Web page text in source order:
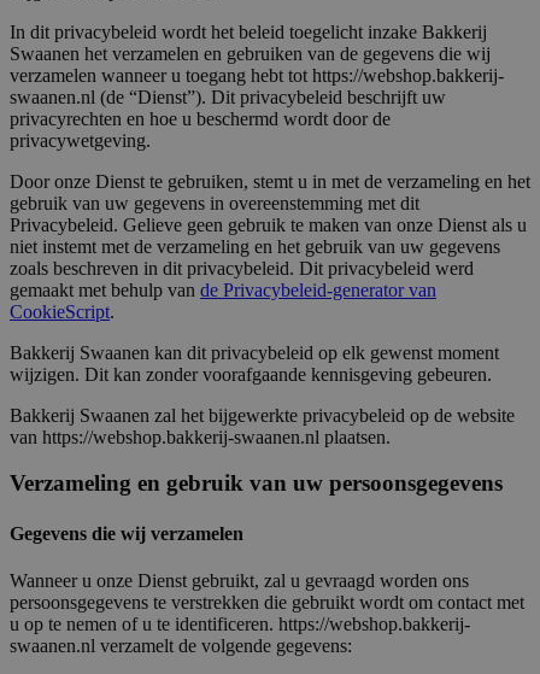
In dit privacybeleid wordt het beleid toegelicht inzake Bakkerij
Swaanen het verzamelen en gebruiken van de gegevens die wij
verzamelen wanneer u toegang hebt tot https://webshop.bakkerij-
swaanen.nl (de “Dienst”). Dit privacybeleid beschrijft uw
privacyrechten en hoe u beschermd wordt door de
privacywetgeving.
Door onze Dienst te gebruiken, stemt u in met de verzameling en het
gebruik van uw gegevens in overeenstemming met dit
Privacybeleid. Gelieve geen gebruik te maken van onze Dienst als u
niet instemt met de verzameling en het gebruik van uw gegevens
zoals beschreven in dit privacybeleid. Dit privacybeleid werd
gemaakt met behulp van de Privacybeleid-generator van
CookieScript.
Bakkerij Swaanen kan dit privacybeleid op elk gewenst moment
wijzigen. Dit kan zonder voorafgaande kennisgeving gebeuren.
Bakkerij Swaanen zal het bijgewerkte privacybeleid op de website
van https://webshop.bakkerij-swaanen.nl plaatsen.
Verzameling en gebruik van uw persoonsgegevens
Gegevens die wij verzamelen
Wanneer u onze Dienst gebruikt, zal u gevraagd worden ons
persoonsgegevens te verstrekken die gebruikt wordt om contact met
u op te nemen of u te identificeren. https://webshop.bakkerij-
swaanen.nl verzamelt de volgende gegevens: